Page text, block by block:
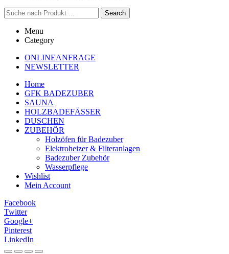
Search
Menu
Category
ONLINEANFRAGE
NEWSLETTER
Home
GFK BADEZUBER
SAUNA
HOLZBADEFÄSSER
DUSCHEN
ZUBEHÖR
Holzöfen für Badezuber
Elektroheizer & Filteranlagen
Badezuber Zubehör
Wasserpflege
Wishlist
Mein Account
Facebook
Twitter
Google+
Pinterest
LinkedIn